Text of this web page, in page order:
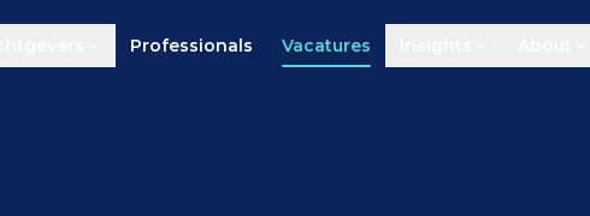
Professionals Vacatures